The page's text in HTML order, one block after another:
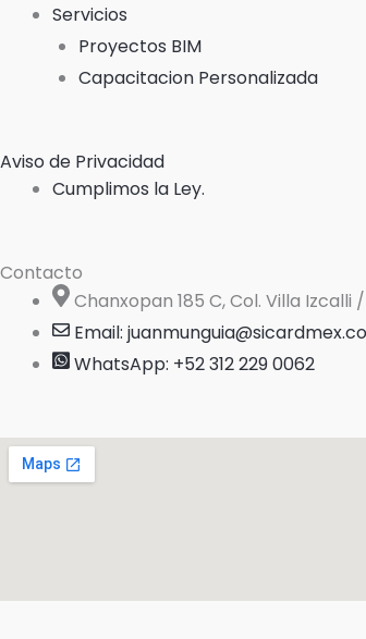
Servicios
Proyectos BIM
Capacitacion Personalizada
Aviso de Privacidad
Cumplimos la Ley.
Contacto
Chanxopan 185 C, Col. Villa
Email:
WhatsApp: +52 312 229 0062